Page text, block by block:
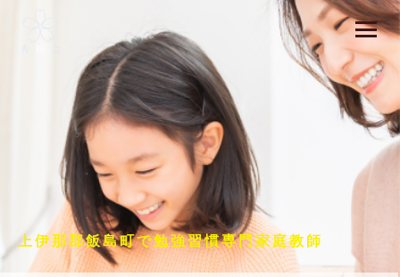
上伊那郡飯島町で勉強習慣専門家庭教師